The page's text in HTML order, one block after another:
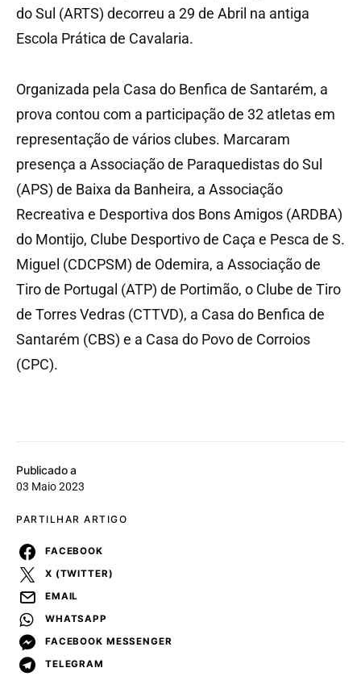
Publicado a
03 Maio 2023
PARTILHAR ARTIGO
FACEBOOK
X (TWITTER)
EMAIL
WHATSAPP
FACEBOOK MESSENGER
TELEGRAM
do Sul (ARTS) decorreu a 29 de Abril na antiga
Escola Prática de Cavalaria.
Organizada pela Casa do Benfica de Santarém, a
prova contou com a participação de 32 atletas em
representação de vários clubes. Marcaram
presença a Associação de Paraquedistas do Sul
(APS) de Baixa da Banheira, a Associação
Recreativa e Desportiva dos Bons Amigos (ARDBA)
do Montijo, Clube Desportivo de Caça e Pesca de S.
Miguel (CDCPSM) de Odemira, a Associação de
Tiro de Portugal (ATP) de Portimão, o Clube de Tiro
de Torres Vedras (CTTVD), a Casa do Benfica de
Santarém (CBS) e a Casa do Povo de Corroios
(CPC).